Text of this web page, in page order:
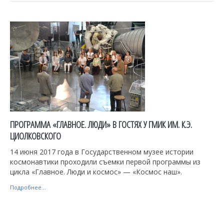
ПРОГРАММА «ГЛАВНОЕ. ЛЮДИ» В ГОСТЯХ У ГМИК ИМ. К.Э.
ЦИОЛКОВСКОГО
14 июня 2017 года в Государственном музее истории
космонавтики проходили съемки первой программы из
цикла «Главное. Люди и космос» — «Космос наш».
Подробнее...